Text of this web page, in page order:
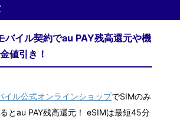
バイル契約でau PAY残高還元や機
値引き！
イル公式オンラインショップでSIMのみ
とau PAY残高還元！ eSIMは最短45分